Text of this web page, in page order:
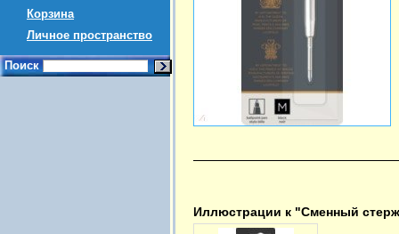
Корзина
Личное пространство
Поиск
Иллюстрации к "Сменный